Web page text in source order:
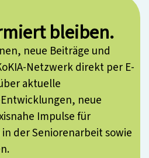
bleiben.
neue Beiträge und
Netzwerk direkt per E-
aktuelle
neue
Impulse für
der Seniorenarbeit sowie